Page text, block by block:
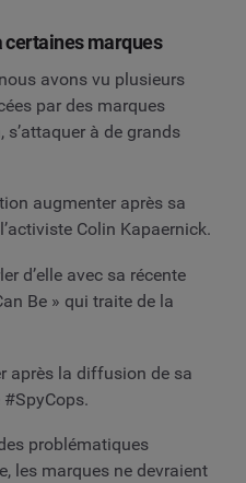
certaines marques
avons vu plusieurs
par des marques
s’attaquer à de grands
augmenter après sa
Colin Kapaernick.
d’elle avec sa récente
Be » qui traite de la
après la diffusion de sa
problématiques
les marques ne devraient